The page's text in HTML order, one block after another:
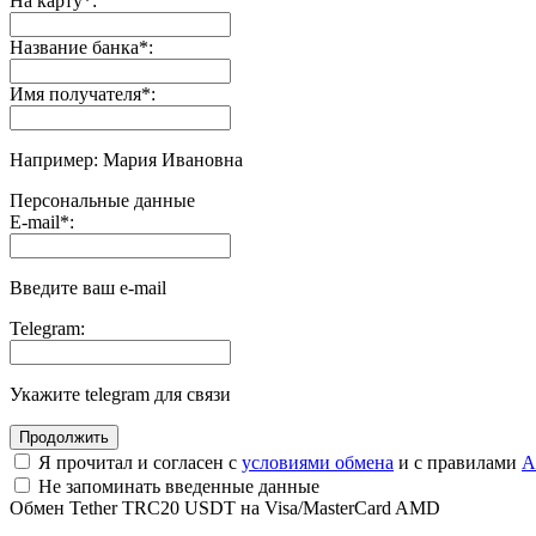
Название банка*:
Имя получателя*:
Например: Мария Ивановна
Персональные данные
E-mail*:
Введите ваш e-mail
Telegram:
Укажите telegram для связи
Я прочитал и согласен с условиями обмена и с правилами
Не запоминать введенные данные
Обмен Tether TRC20 USDT на Visa/MasterCard AMD